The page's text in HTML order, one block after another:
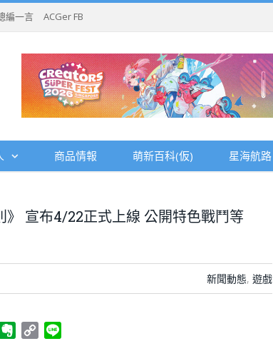
編一言 ACGer FB
商品情報 萌新百科(仮) 星海航路
》 宣布4/22正式上線 公開特色戰鬥等
新聞動態, 遊戲
TelegramEvernote
Copy